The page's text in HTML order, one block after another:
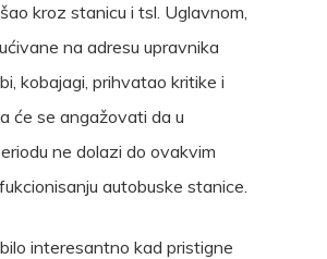
kroz stanicu i tsl. Uglavnom,
na adresu upravnika
kobajagi, prihvatao kritike i
će se angažovati da u
ne dolazi do ovakvim
autobuske stanice.
interesantno kad pristigne